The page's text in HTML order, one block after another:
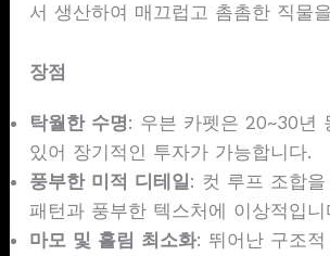
서 생산하여 매끄럽고 촘촘한 직물
장점
탁월한 수명: 우븐 카펫은 20~30년
있어 장기적인 투자가 가능합니다.
풍부한 미적 디테일: 컷 루프 조합
패턴과 풍부한 텍스처에 이상적입니
마모 및 흘림 최소화: 뛰어난 구조